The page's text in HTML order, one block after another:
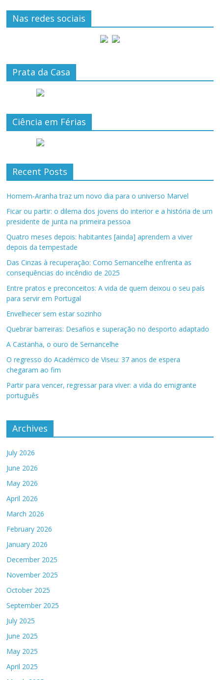
Nas redes sociais
Prata da Casa
Ciência em Férias
Recent Posts
Homem-Aranha traz um novo dia para o universo Marvel
Ficar ou partir: o dilema dos jovens do interior e a história de um
presidente de junta na primeira pessoa
Quatro meses depois: habitantes [ainda] aprendem a viver
depois da tempestade
Das Cinzas à recuperação: Como Sernancelhe enfrenta as
consequências do incêndio de 2025
Entre pratos e preconceitos: A vida de quem deixou o seu país
para servir em Portugal
Envelhecer sem estar sozinho
Quebrar barreiras: Desafios e superação no desporto adaptado
A Castanha, o ouro de Sernancelhe
O regresso do Académico de Viseu: 37 anos de espera
chegaram ao fim
Partir para vencer, regressar para viver: a vida do emigrante
português
Archives
July 2026
June 2026
May 2026
April 2026
March 2026
February 2026
January 2026
December 2025
November 2025
October 2025
September 2025
July 2025
June 2025
May 2025
April 2025